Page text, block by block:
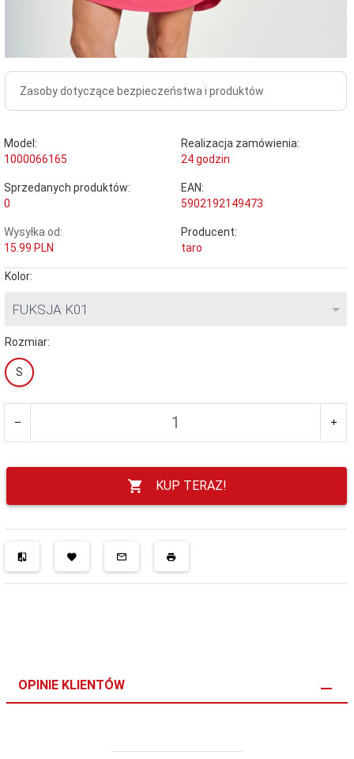
Zasoby dotyczące bezpieczeństwa i produktów
Model:
1000066165
Realizacja zamówienia:
24 godzin
Sprzedanych produktów:
0
EAN:
5902192149473
Wysyłka od:
15.99 PLN
Producent:
taro
Kolor:
FUKSJA K01
Rozmiar:
S
KUP TERAZ!
OPINIE KLIENTÓW